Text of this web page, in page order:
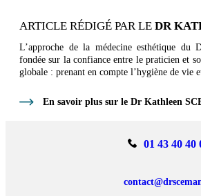
ARTICLE RÉDIGÉ PAR LE DR
L’approche de la médecine esthétique du
fondée sur la confiance entre le praticien et
globale : prenant en compte l’hygiène de vie
En savoir plus sur le Dr Kathleen
01 43 40 40